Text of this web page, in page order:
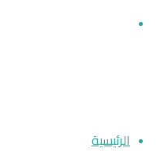
الرئيسية